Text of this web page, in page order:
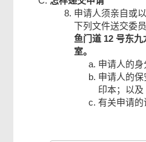
申请人须亲自或
下列文件送交委
鱼门道 12 号东
室。
申请人的身
申请人的
印本；以及
有关申请的